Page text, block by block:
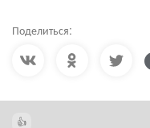
Поделиться: